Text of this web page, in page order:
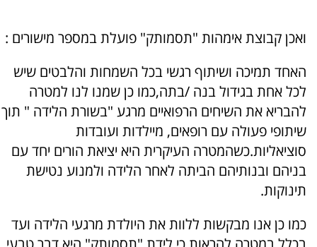
ואכן קבוצת אימהות "תסמותק" פועלת במספר מישורים :
האחד תמיכה ושיתוף רגשי בכל השמחות והלבטים שיש
לכל אחת בגידול בנה /בתה,כמו כן שמנו לנו למטרה
להבריא את השיחים הרפואיים מרגע "בשורת הלידה " תוך
שיתופי פעולה עם רופאים, מיילדות ועובדות
סוציאליות.כשהמטרה העיקרית היא יציאת הורים יחד עם
בניהם ובנותיהם הביתה לאחר הלידה ולמנוע נטישת
תינוקות.
כמו כן אנו מבקשות ללוות את היולדת מרגעי הלידה ועד